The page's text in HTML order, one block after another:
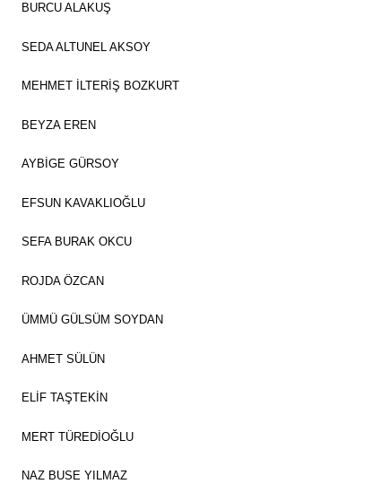
BURCU ALAKUŞ
SEDA ALTUNEL AKSOY
MEHMET İLTERİŞ BOZKURT
BEYZA EREN
AYBİGE GÜRSOY
EFSUN KAVAKLIOĞLU
SEFA BURAK OKCU
ROJDA ÖZCAN
ÜMMÜ GÜLSÜM SOYDAN
AHMET SÜLÜN
ELİF TAŞTEKİN
MERT TÜREDİOĞLU
NAZ BUSE YILMAZ